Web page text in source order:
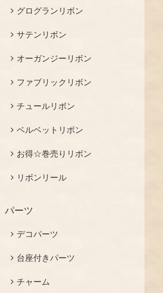
グログランリボン
サテンリボン
オーガンジーリボン
ファブリックリボン
チュールリボン
ベルベットリボン
お得☆巻売りリボン
リボンリール
パーツ
デコパーツ
台座付きパーツ
チャーム